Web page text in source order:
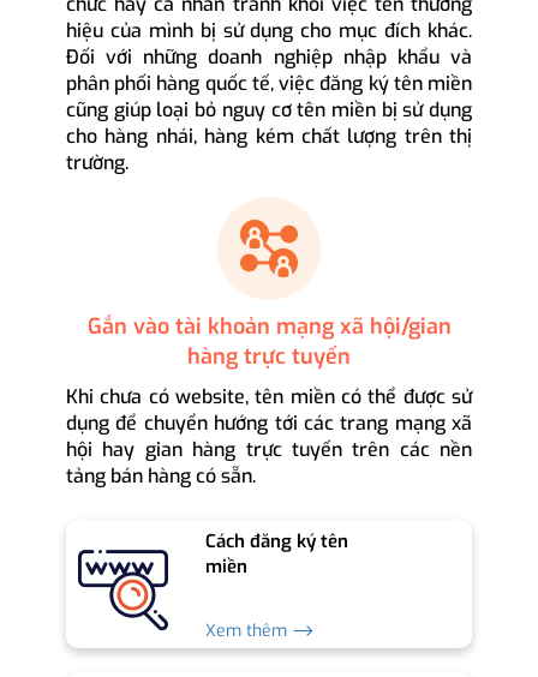
hiệu của mình bị sử dụng cho mục đích khác.
Đối với những doanh nghiệp nhập khẩu và
phân phối hàng quốc tế, việc đăng ký tên miền
cũng giúp loại bỏ nguy cơ tên miền bị sử dụng
cho hàng nhái, hàng kém chất lượng trên thị
trường.
Gắn vào tài khoản mạng xã hội/gian
hàng trực tuyến
Khi chưa có website, tên miền có thể được sử
dụng để chuyển hướng tới các trang mạng xã
hội hay gian hàng trực tuyến trên các nền
tảng bán hàng có sẵn.
Cách đăng ký tên
miền
Xem thêm ⟶